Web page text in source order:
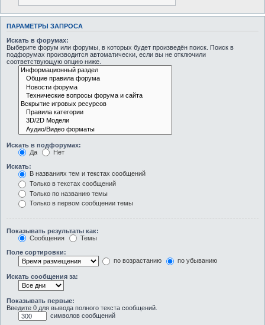
ПАРАМЕТРЫ ЗАПРОСА
Искать в форумах:
Выберите форум или форумы, в которых будет произведён поиск. Поиск в
подфорумах производится автоматически, если вы не отключили
соответствующую опцию ниже.
Искать в подфорумах:
Да
Нет
Искать:
В названиях тем и текстах сообщений
Только в текстах сообщений
Только по названию темы
Только в первом сообщении темы
Показывать результаты как:
Сообщения
Темы
Поле сортировки:
по возрастанию
по убыванию
Искать сообщения за:
Показывать первые:
Введите 0 для вывода полного текста сообщений.
символов сообщений